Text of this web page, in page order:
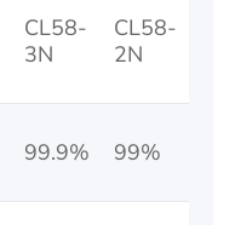
CL58-
3N
CL58-
2N
99.9% 99%